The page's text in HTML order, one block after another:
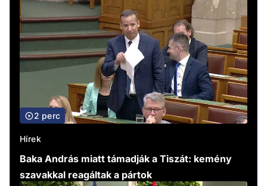
2 perc
Hírek
Baka András miatt támadják a Tiszát: kemény
szavakkal reagáltak a pártok